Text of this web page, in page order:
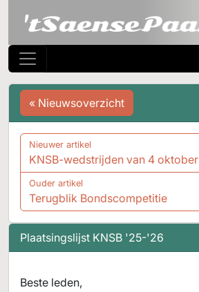
Plaatsingslijst KNSB '25-'26
Beste leden,
« Nieuwsoverzicht
Nieuwer artikel
KNSB-wedstrijden van 4 oktober
Ouder artikel
Terugblik Bondscompetitie